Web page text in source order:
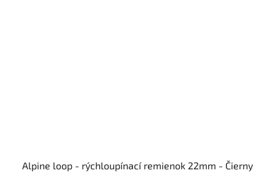
Alpine loop - rýchloupínací remienok 22mm - Čierny